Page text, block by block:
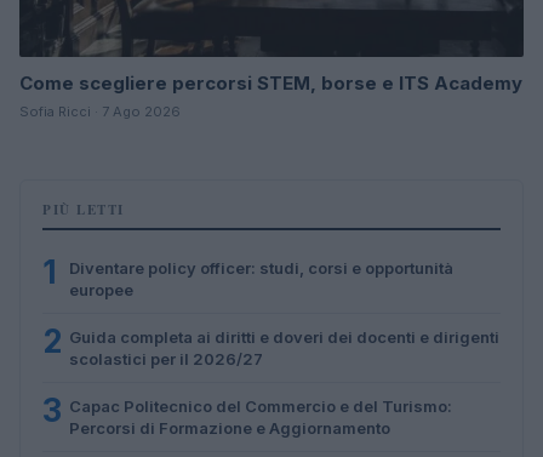
Come scegliere percorsi STEM, borse e ITS Academy
Sofia Ricci · 7 Ago 2026
PIÙ LETTI
1
Diventare policy officer: studi, corsi e opportunità
europee
2 Guida completa ai diritti e doveri dei docenti e dirigenti
scolastici per il 2026/27
3 Capac Politecnico del Commercio e del Turismo:
Percorsi di Formazione e Aggiornamento